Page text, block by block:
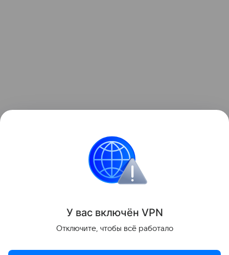
Брокер: кто это и как им стать
В материале подробно рассмотрим, кто такие
брокеры, какие они выполняют функции и чем
отличаются от других участников рынка.
У вас включён VPN
Отключите, чтобы всё работало